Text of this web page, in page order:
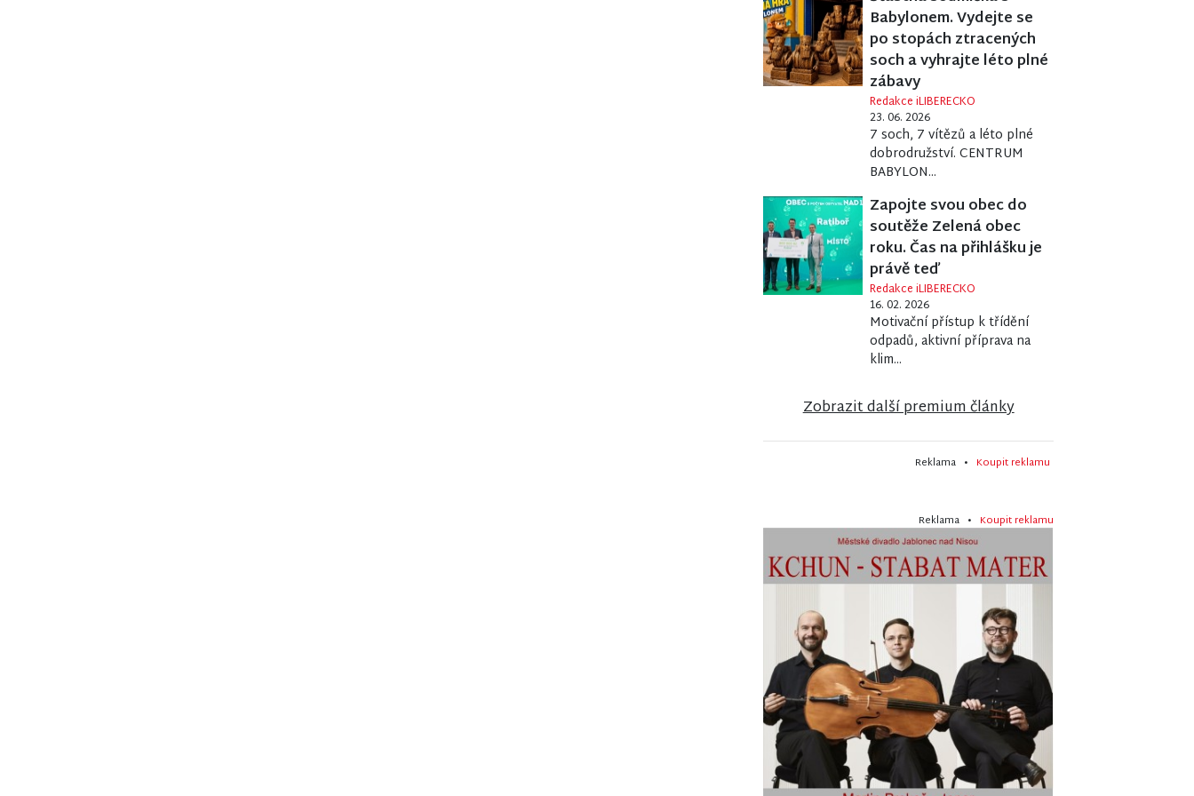
Babylonem. Vydejte se
po stopách ztracených
soch a vyhrajte léto plné
zábavy
Redakce iLIBERECKO
23. 06. 2026
7 soch, 7 vítězů a léto plné
dobrodružství. CENTRUM
BABYLON...
Zapojte svou obec do
soutěže Zelená obec
roku. Čas na přihlášku je
právě teď
Redakce iLIBERECKO
16. 02. 2026
Motivační přístup k třídění
odpadů, aktivní příprava na
klim...
Zobrazit další premium články
Reklama • Koupit reklamu
Reklama • Koupit reklamu